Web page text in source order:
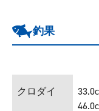
釣果
クロダイ